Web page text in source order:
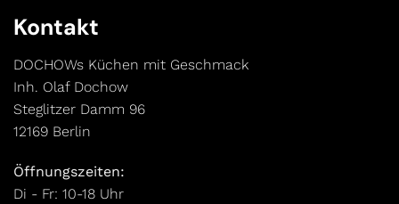
Kontakt
DOCHOWs Küchen mit Geschmack
Inh. Olaf Dochow
Steglitzer Damm 96
12169 Berlin
Öffnungszeiten:
Di - Fr: 10-18 Uhr